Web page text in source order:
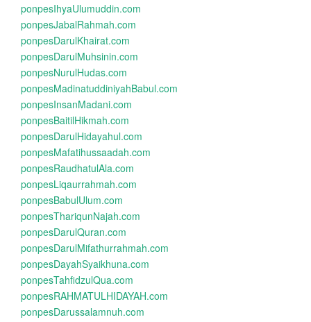
ponpesIhyaUlumuddin.com
ponpesJabalRahmah.com
ponpesDarulKhairat.com
ponpesDarulMuhsinin.com
ponpesNurulHudas.com
ponpesMadinatuddiniyahBabul.com
ponpesInsanMadani.com
ponpesBaitilHikmah.com
ponpesDarulHidayahul.com
ponpesMafatihussaadah.com
ponpesRaudhatulAla.com
ponpesLiqaurrahmah.com
ponpesBabulUlum.com
ponpesThariqunNajah.com
ponpesDarulQuran.com
ponpesDarulMifathurrahmah.com
ponpesDayahSyaikhuna.com
ponpesTahfidzulQua.com
ponpesRAHMATULHIDAYAH.com
ponpesDarussalamnuh.com